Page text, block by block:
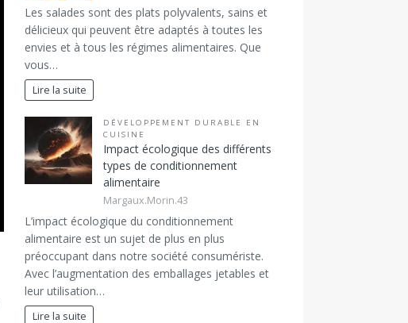
Les salades sont des plats polyvalents, sains et
délicieux qui peuvent être adaptés à toutes les
envies et à tous les régimes alimentaires. Que
vous…
Lire la suite
DÉVELOPPEMENT DURABLE EN
CUISINE
Impact écologique des différents
types de conditionnement
alimentaire
Margaux.Morin.43
L’impact écologique du conditionnement
alimentaire est un sujet de plus en plus
préoccupant dans notre société consumériste.
Avec l’augmentation des emballages jetables et
leur utilisation…
Lire la suite